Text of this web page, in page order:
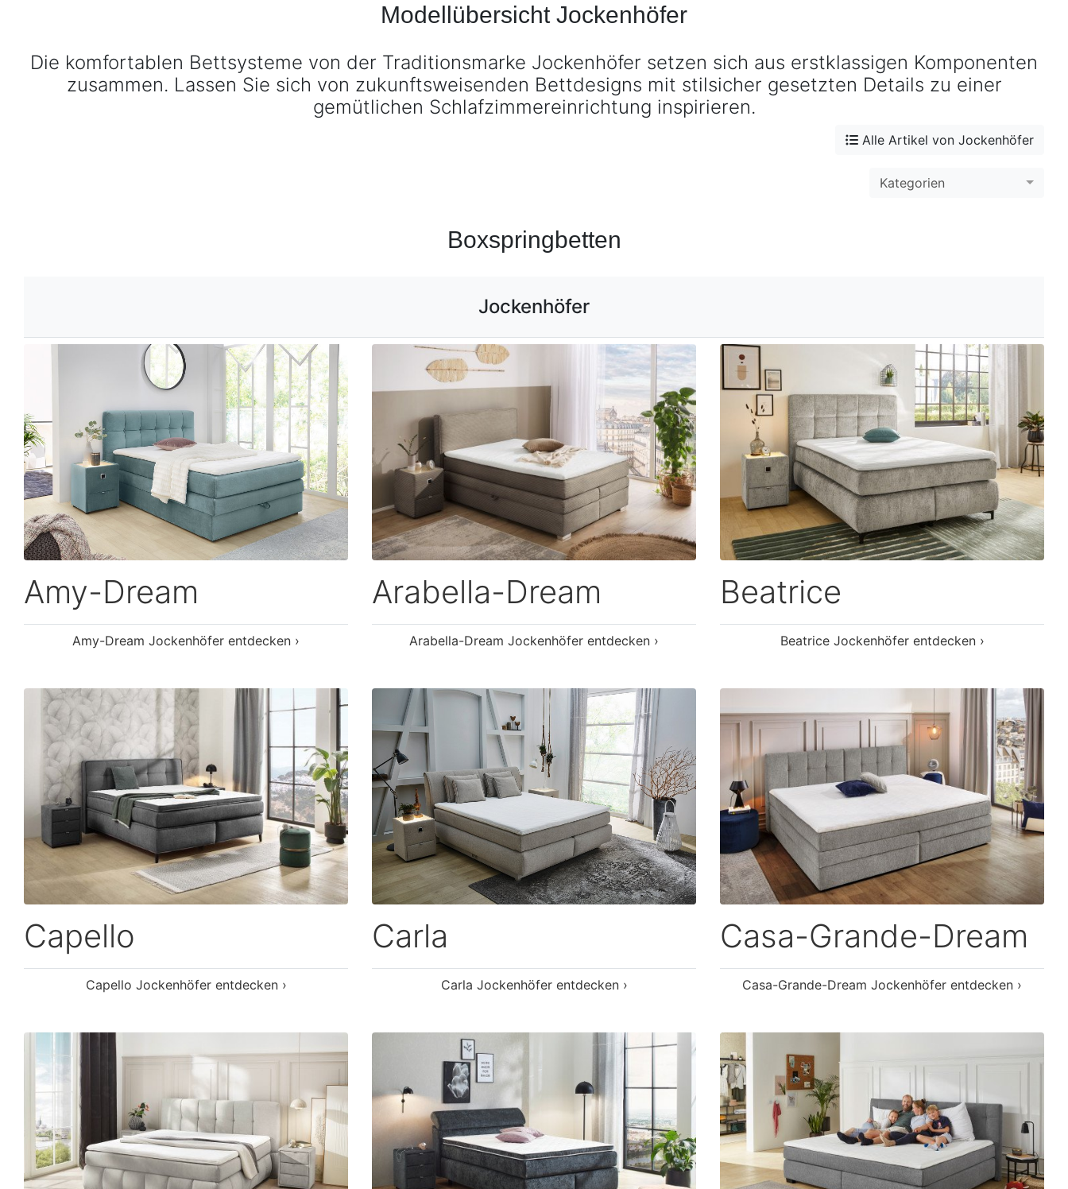
Modellübersicht Jockenhöfer
Die komfortablen Bettsysteme von der Traditionsmarke Jockenhöfer setzen sich aus erstklassigen Komponenten
zusammen. Lassen Sie sich von zukunftsweisenden Bettdesigns mit stilsicher gesetzten Details zu einer
gemütlichen Schlafzimmereinrichtung inspirieren.
Alle Artikel von Jockenhöfer
Kategorien
Boxspringbetten
Jockenhöfer
Amy-Dream
Amy-Dream Jockenhöfer entdecken ›
Arabella-Dream
Arabella-Dream Jockenhöfer entdecken ›
Beatrice
Beatrice Jockenhöfer entdecken ›
Capello
Capello Jockenhöfer entdecken ›
Carla
Carla Jockenhöfer entdecken ›
Casa-Grande-Dream
Casa-Grande-Dream Jockenhöfer entdecken ›